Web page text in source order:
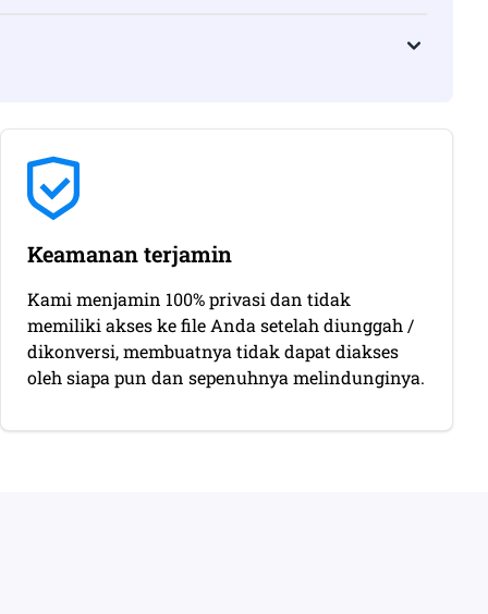
Keamanan terjamin
Kami menjamin 100% privasi dan tidak
memiliki akses ke file Anda setelah diunggah /
dikonversi, membuatnya tidak dapat diakses
oleh siapa pun dan sepenuhnya melindunginya.